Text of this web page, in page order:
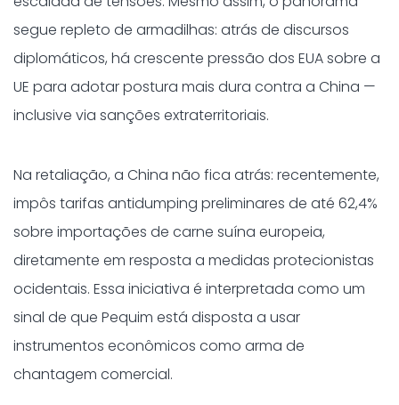
segue repleto de armadilhas: atrás de discursos
diplomáticos, há crescente pressão dos EUA sobre a
UE para adotar postura mais dura contra a China —
inclusive via sanções extraterritoriais.
Na retaliação, a China não fica atrás: recentemente,
impôs tarifas antidumping preliminares de até 62,4%
sobre importações de carne suína europeia,
diretamente em resposta a medidas protecionistas
ocidentais. Essa iniciativa é interpretada como um
sinal de que Pequim está disposta a usar
instrumentos econômicos como arma de
chantagem comercial.